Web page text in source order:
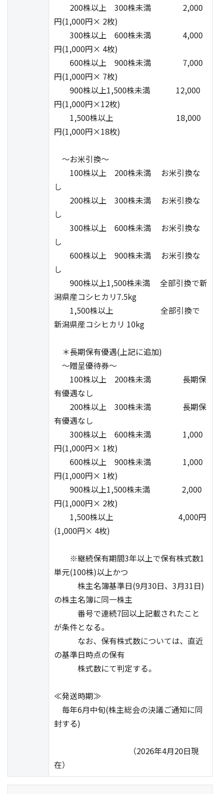
200株以上 300株未満 2,000
円(1,000円× 2枚)
300株以上 600株未満 4,000
円(1,000円× 4枚)
600株以上 900株未満 7,000
円(1,000円× 7枚)
900株以上1,500株未満 12,000
円(1,000円×12枚)
1,500株以上 18,000
円(1,000円×18枚)
～お米引換～
100株以上 200株未満 お米引換な
し
200株以上 300株未満 お米引換な
し
300株以上 600株未満 お米引換な
し
600株以上 900株未満 お米引換な
し
900株以上1,500株未満 全部引換で新
潟県産コシヒカリ7.5kg
1,500株以上 全部引換で
新潟県産コシヒカリ 10kg
＊長期保有優遇(上記に追加)
～贈呈優待券～
100株以上 200株未満 長期保
有優遇なし
200株以上 300株未満 長期保
有優遇なし
300株以上 600株未満 1,000
円(1,000円× 1枚)
600株以上 900株未満 1,000
円(1,000円× 1枚)
900株以上1,500株未満 2,000
円(1,000円× 2枚)
1,500株以上 4,000円
(1,000円× 4枚)
※継続保有期間3年以上で保有株式数1
単元(100株)以上かつ
株主名簿基準日(9月30日、3月31日)
の株主名簿に同一株主
番号で連続7回以上記載されたこと
が条件となる。
なお、保有株式数については、直近
の基準日時点の保有
株式数にて判定する。
≪発送時期≫
毎年6月中旬(株主総会の決議ご通知に同
封する)
（2026年4月20日現
在）